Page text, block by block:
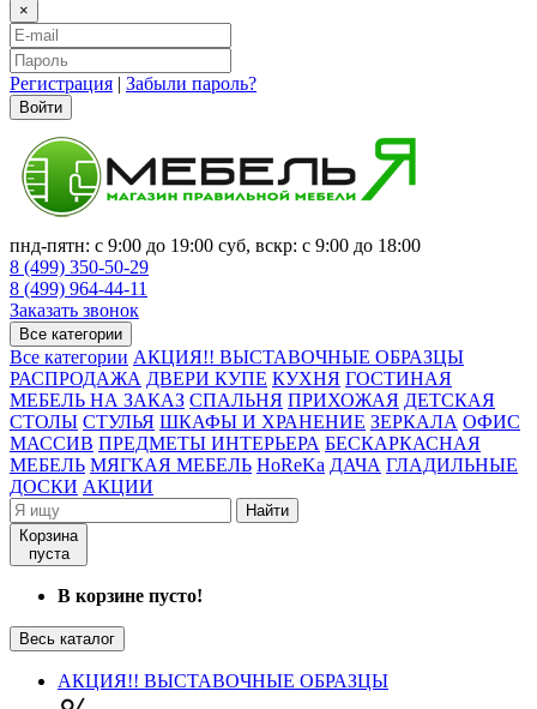
×
Регистрация | Забыли пароль?
Войти
пнд-пятн: с 9:00 до 19:00 суб, вскр: с 9:00 до 18:00
8 (499) 350-50-29
8 (499) 964-44-11
Заказать звонок
Все категории
Все категории АКЦИЯ!! ВЫСТАВОЧНЫЕ ОБРАЗЦЫ
РАСПРОДАЖА ДВЕРИ КУПЕ КУХНЯ ГОСТИНАЯ
МЕБЕЛЬ НА ЗАКАЗ СПАЛЬНЯ ПРИХОЖАЯ ДЕТСКАЯ
СТОЛЫ СТУЛЬЯ ШКАФЫ И ХРАНЕНИЕ ЗЕРКАЛА ОФИС
МАССИВ ПРЕДМЕТЫ ИНТЕРЬЕРА БЕСКАРКАСНАЯ
МЕБЕЛЬ МЯГКАЯ МЕБЕЛЬ HoReKa ДАЧА ГЛАДИЛЬНЫЕ
ДОСКИ АКЦИИ
Найти
Корзина
пуста
В корзине пусто!
Весь каталог
АКЦИЯ!! ВЫСТАВОЧНЫЕ ОБРАЗЦЫ